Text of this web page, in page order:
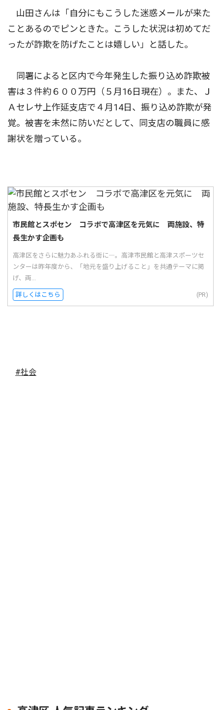
山田さんは「自分にもこうした迷惑メールが来た
ことあるのでピンときた。こうした状況は初めてだ
ったが詐欺を防げたことは嬉しい」と話した。
同署によると区内で今年発生した振り込め詐欺被
害は３件約６００万円（５月16日現在）。また、Ｊ
Ａセレサ上作延支店で４月14日、振り込め詐欺が発
覚。被害を未然に防いだとして、同支店の職員に感
謝状を贈っている。
市民館とスポセン コラボで高津区を元気に 両施設、特
長生かす企画も
高津区をさらに魅力あふれる街に―。高津市民館と高津スポーツセ
ンターは昨年度から、「地元を盛り上げること」を共通テーマに掲
げ、両...
詳しくはこちら (PR)
#社会